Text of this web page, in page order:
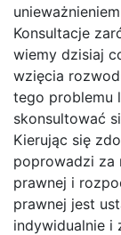
Konsultacje
wiemy dzisiaj
wzięcia
tego problemu
skonsultować
Kierując się
poprowadzi za
prawnej i
prawnej jest
indywidualnie i